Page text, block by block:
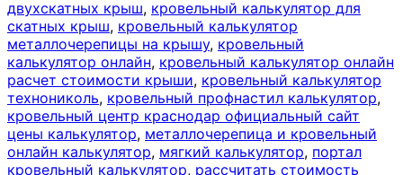
двухскатных крыш, кровельный калькулятор для
скатных крыш, кровельный калькулятор
металлочерепицы на крышу, кровельный
калькулятор онлайн, кровельный калькулятор онлайн
расчет стоимости крыши, кровельный калькулятор
технониколь, кровельный профнастил калькулятор,
кровельный центр краснодар официальный сайт
цены калькулятор, металлочерепица и кровельный
онлайн калькулятор, мягкий калькулятор, портал
кровельный калькулятор, рассчитать стоимость